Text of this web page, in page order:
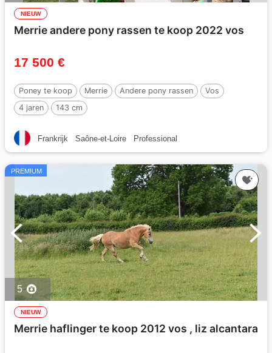
NIEUW
Merrie andere pony rassen te koop 2022 vos
17 500 €
Poney te koop Merrie Andere pony rassen
Vos
4 jaren
143 cm
Frankrijk Saône-et-Loire Professional
PREMIUM
5
NIEUW
Merrie haflinger te koop 2012 vos , liz alcantara